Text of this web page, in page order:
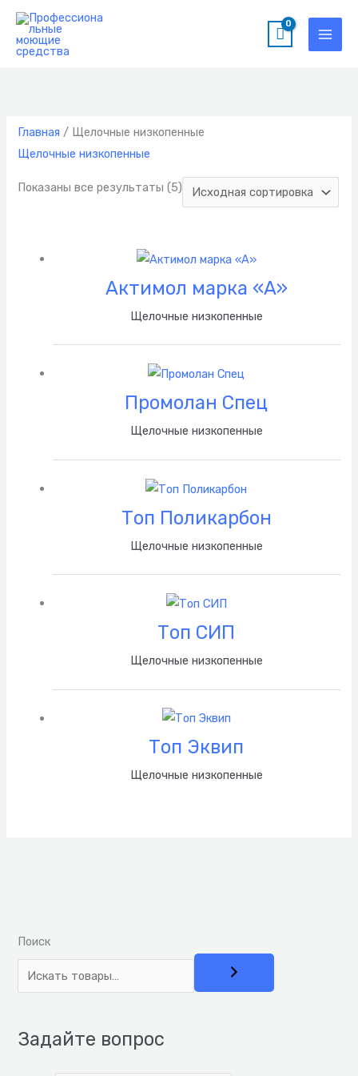
Перейти
содержимому
Главная / Щелочные низкопенные
Щелочные низкопенные
Показаны все результаты (5)
Актимол марка «А»
Щелочные низкопенные
Промолан Спец
Щелочные низкопенные
Топ Поликарбон
Щелочные низкопенные
Топ СИП
Щелочные низкопенные
Топ Эквип
Щелочные низкопенные
Поиск
Задайте вопрос